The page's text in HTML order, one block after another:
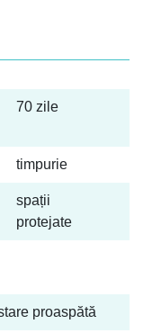
70 zile
timpurie
spații
protejate
proaspătă